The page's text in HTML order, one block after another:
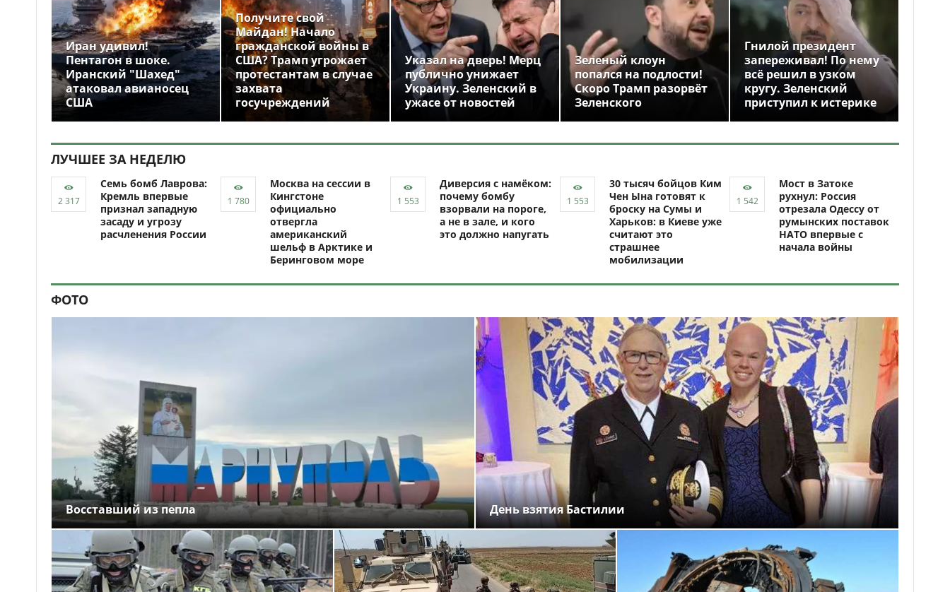
Иран удивил!
Пентагон в шоке.
Иранский "Шахед"
атаковал авианосец
США
Получите свой
Майдан! Начало
гражданской войны в
США? Трамп угрожает
протестантам в случае
захвата
госучреждений
Указал на дверь! Мерц
публично унижает
Украину. Зеленский в
ужасе от новостей
Зеленый клоун
попался на подлости!
Скоро Трамп разорвёт
Зеленского
Гнилой президент
запереживал! По нему
всё решил в узком
кругу. Зеленский
приступил к истерике
ЛУЧШЕЕ ЗА НЕДЕЛЮ
Семь бомб Лаврова:
Кремль впервые
признал западную
засаду и угрозу
расчленения России
Москва на сессии в
Кингстоне
официально
отвергла
американский
шельф в Арктике и
Беринговом море
Диверсия с намёком:
почему бомбу
взорвали на пороге,
а не в зале, и кого
это должно напугать
30 тысяч бойцов Ким
Чен Ына готовят к
броску на Сумы и
Харьков: в Киеве уже
считают это
страшнее
мобилизации
Мост в Затоке
рухнул: Россия
отрезала Одессу от
румынских поставок
НАТО впервые с
начала войны
ФОТО
Восставший из пепла День взятия Бастилии